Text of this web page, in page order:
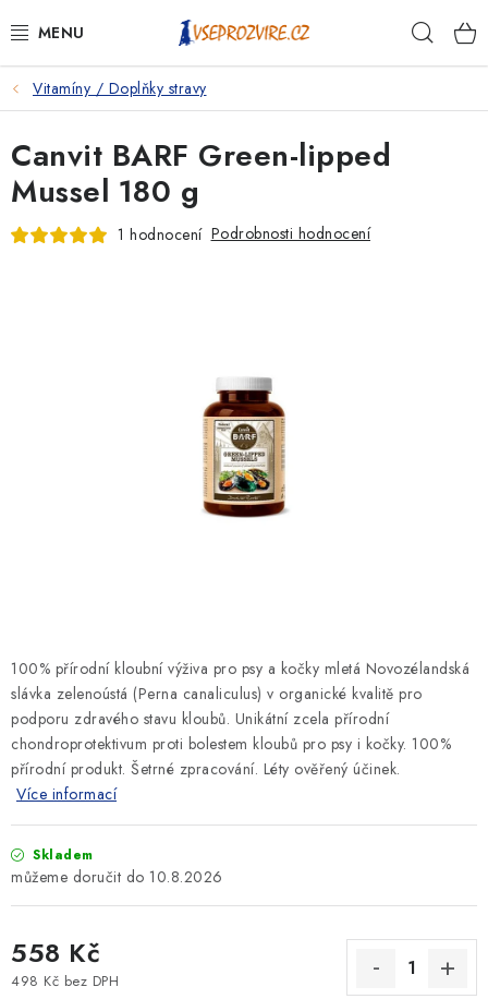
na
PSI
KOČKY
KONĚ
KRÁLÍCI/HLODAVCI/PTÁCI
Vitamíny / Doplňky stravy
100% přírodní kloubní výživa pro psy a kočky mletá Novozélandská
slávka zelenoústá (Perna canaliculus) v organické kvalitě pro
podporu zdravého stavu kloubů. Unikátní zcela přírodní
chondroprotektivum proti bolestem kloubů pro psy i kočky. 100%
přírodní produkt. Šetrné zpracování. Léty ověřený účinek.
Více informací
Skladem
10.8.2026
558 Kč
498 Kč bez DPH
Canvit BARF Green-lipped
Mussel 180 g
1 hodnocení Podrobnosti hodnocení